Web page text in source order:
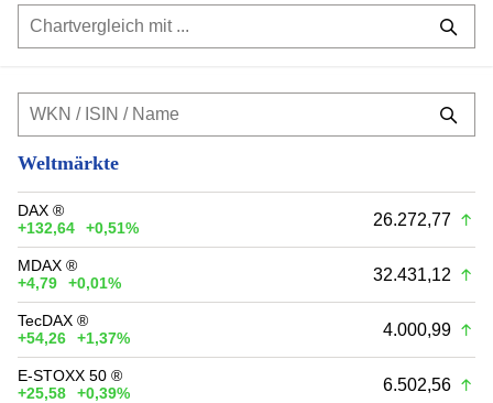
Weltmärkte
DAX ®
+132,64
+0,51% 26.272,77
MDAX ®
+4,79
+0,01% 32.431,12
TecDAX ®
+54,26
+1,37% 4.000,99
E-STOXX 50 ®
+25,58
+0,39% 6.502,56